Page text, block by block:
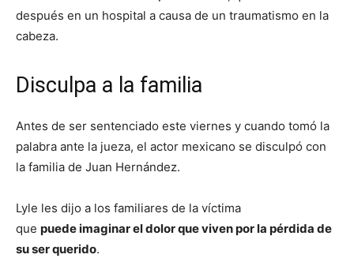
después en un hospital a causa de un traumatismo en la
cabeza.
Disculpa a la familia
Antes de ser sentenciado este viernes y cuando tomó la
palabra ante la jueza, el actor mexicano se disculpó con
la familia de Juan Hernández.
Lyle les dijo a los familiares de la víctima
que puedeimaginar el dolor que viven por la pérdida de
su ser querido.